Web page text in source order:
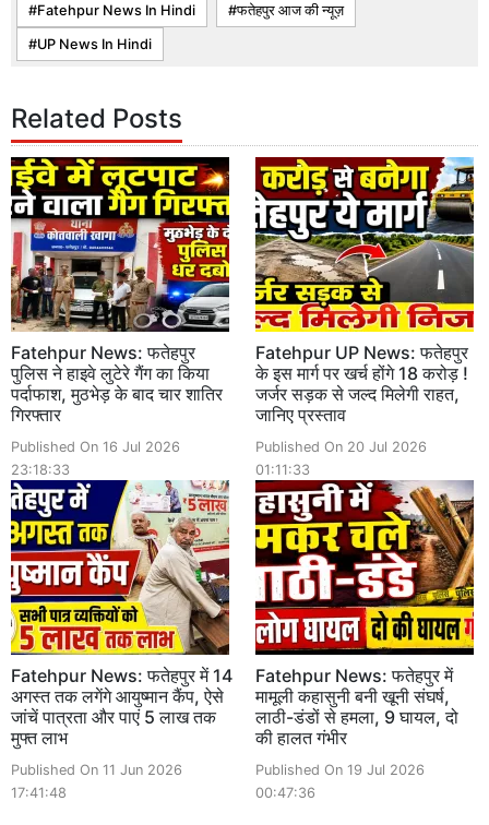
Fatehpur News In Hindi फतेहपुर आज की न्यूज़
UP News In Hindi
Related Posts
Fatehpur News: फतेहपुर
पुलिस ने हाइवे लुटेरे गैंग का किया
पर्दाफाश, मुठभेड़ के बाद चार शातिर
गिरफ्तार
Published On 16 Jul 2026
23:18:33
Fatehpur UP News: फतेहपुर
के इस मार्ग पर खर्च होंगे 18 करोड़ !
जर्जर सड़क से जल्द मिलेगी राहत,
जानिए प्रस्ताव
Published On 20 Jul 2026
01:11:33
Fatehpur News: फतेहपुर में 14
अगस्त तक लगेंगे आयुष्मान कैंप, ऐसे
जांचें पात्रता और पाएं 5 लाख तक
मुफ्त लाभ
Published On 11 Jun 2026
17:41:48
Fatehpur News: फतेहपुर में
मामूली कहासुनी बनी खूनी संघर्ष,
लाठी-डंडों से हमला, 9 घायल, दो
की हालत गंभीर
Published On 19 Jul 2026
00:47:36